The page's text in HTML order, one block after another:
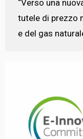
“Verso una
tutele di prezzo
e del gas